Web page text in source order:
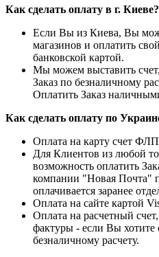
Как сделать оплату в г. Киеве?
Если Вы из Киева, Вы
магазинов и оплатить
банковской картой.
Мы можем выставить
Заказ по безналичному
Оплатить Заказ
Как сделать оплату по
Оплата на карту счет ФЛП
Для Клиентов из любой
возможность оплатить
компании "Новая Почта"
оплачивается заранее
Оплата на сайте картой
Оплата на расчетный
фактуры - если Вы хотите
безналичному расчету.